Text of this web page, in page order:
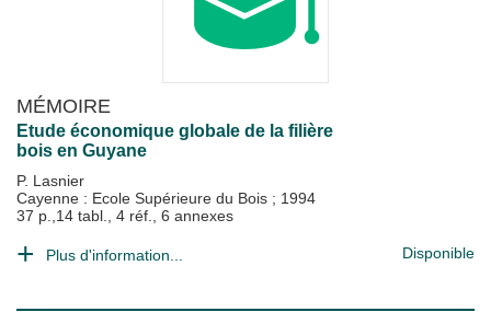
MÉMOIRE
Etude économique globale de la filière
bois en Guyane
P. Lasnier
Cayenne : Ecole Supérieure du Bois ; 1994
37 p.,14 tabl., 4 réf., 6 annexes
Plus d'information... Disponible